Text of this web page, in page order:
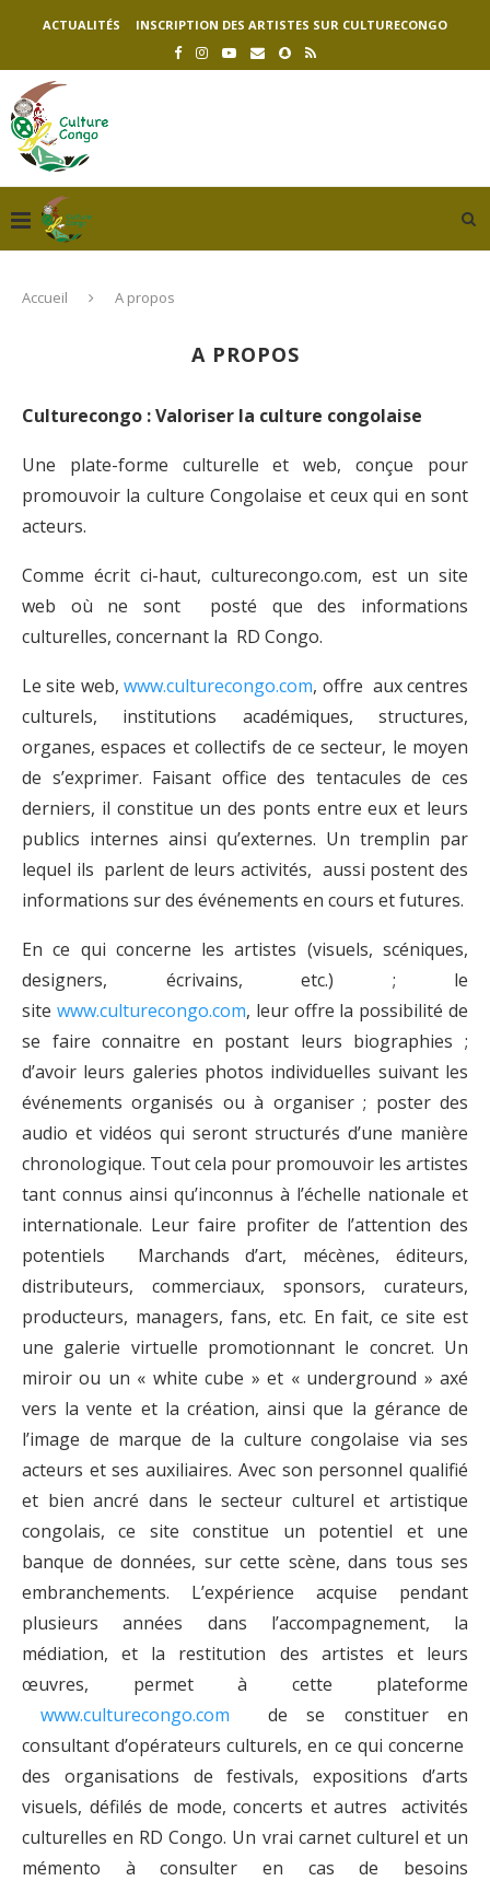
ACTUALITÉS INSCRIPTION DES ARTISTES SUR CULTURECONGO
Accueil A propos
A PROPOS
Culturecongo : Valoriser la culture congolaise
Une plate-forme culturelle et web, conçue pour
promouvoir la culture Congolaise et ceux qui en sont
acteurs.
Comme écrit ci-haut, culturecongo.com, est un site
web où ne sont posté que des informations
culturelles, concernant la RD Congo.
Le site web,www.culturecongo.com, offre aux centres
culturels, institutions académiques, structures,
organes, espaces et collectifs de ce secteur, le moyen
de s’exprimer. Faisant office des tentacules de ces
derniers, il constitue un des ponts entre eux et leurs
publics internes ainsi qu’externes. Un tremplin par
lequel ils parlent de leurs activités, aussi postent des
informations sur des événements en cours et futures.
En ce qui concerne les artistes (visuels, scéniques,
designers, écrivains, etc.) ; le
site www.culturecongo.com, leur offre la possibilité de
se faire connaitre en postant leurs biographies ;
d’avoir leurs galeries photos individuelles suivant les
événements organisés ou à organiser ; poster des
audio et vidéos qui seront structurés d’une manière
chronologique. Tout cela pour promouvoir les artistes
tant connus ainsi qu’inconnus à l’échelle nationale et
internationale. Leur faire profiter de l’attention des
potentiels Marchands d’art, mécènes, éditeurs,
distributeurs, commerciaux, sponsors, curateurs,
producteurs, managers, fans, etc. En fait, ce site est
une galerie virtuelle promotionnant le concret. Un
miroir ou un « white cube » et « underground » axé
vers la vente et la création, ainsi que la gérance de
l’image de marque de la culture congolaise via ses
acteurs et ses auxiliaires. Avec son personnel qualifié
et bien ancré dans le secteur culturel et artistique
congolais, ce site constitue un potentiel et une
banque de données, sur cette scène, dans tous ses
embranchements. L’expérience acquise pendant
plusieurs années dans l’accompagnement, la
médiation, et la restitution des artistes et leurs
œuvres, permet à cette plateforme
www.culturecongo.com de se constituer en
consultant d’opérateurs culturels, en ce qui concerne
des organisations de festivals, expositions d’arts
visuels, défilés de mode, concerts et autres activités
culturelles en RD Congo. Un vrai carnet culturel et un
mémento à consulter en cas de besoins